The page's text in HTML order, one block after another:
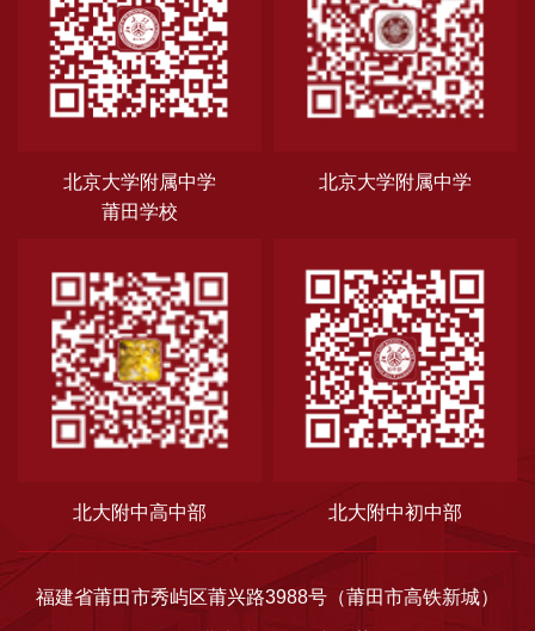
北京大学附属中学
莆田学校
北京大学附属中学
北大附中高中部 北大附中初中部
福建省莆田市秀屿区莆兴路3988号（莆田市高铁新城）